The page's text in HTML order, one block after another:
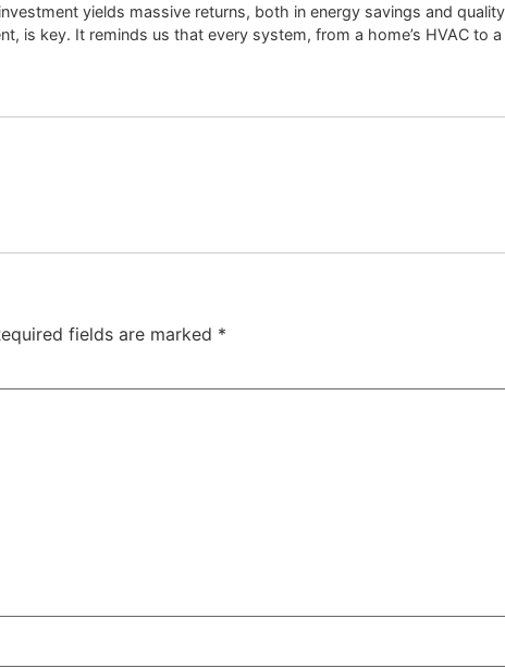
yields massive returns, both in energy savings and
is key. It reminds us that every system, from a home’s HVAC to a
fields are marked *